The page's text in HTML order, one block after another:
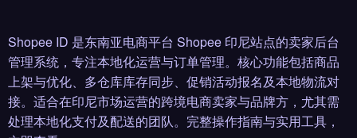
Shopee ID 是东南亚电商平台 Shopee 印尼站点的卖家后台
管理系统，专注本地化运营与订单管理。核心功能包括商品
上架与优化、多仓库库存同步、促销活动报名及本地物流对
接。适合在印尼市场运营的跨境电商卖家与品牌方，尤其需
处理本地化支付及配送的团队。完整操作指南与实用工具，